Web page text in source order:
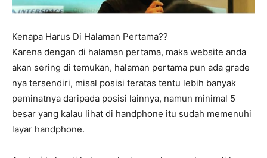
Kenapa Harus Di Halaman Pertama??
Karena dengan di halaman pertama, maka website anda
akan sering di temukan, halaman pertama pun ada grade
nya tersendiri, misal posisi teratas tentu lebih banyak
peminatnya daripada posisi lainnya, namun minimal 5
besar yang kalau lihat di handphone itu sudah memenuhi
layar handphone.